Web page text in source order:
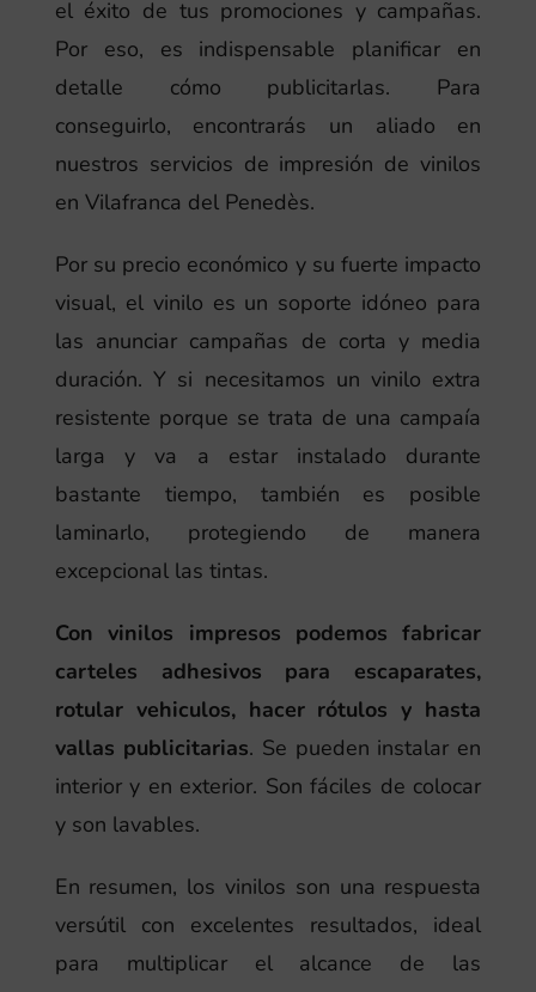
el éxito de tus promociones y campañas.
Por eso, es indispensable planificar en
detalle cómo publicitarlas. Para
conseguirlo, encontrarás un aliado en
nuestros servicios de impresión de vinilos
en Vilafranca del Penedès.
Por su precio económico y su fuerte impacto
visual, el vinilo es un soporte idóneo para
las anunciar campañas de corta y media
duración. Y si necesitamos un vinilo extra
resistente porque se trata de una campaía
larga y va a estar instalado durante
bastante tiempo, también es posible
laminarlo, protegiendo de manera
excepcional las tintas.
Con vinilos impresos podemos fabricar
carteles adhesivos para escaparates,
rotular vehiculos, hacer rótulos y hasta
vallas publicitarias. Se pueden instalar en
interior y en exterior. Son fáciles de colocar
y son lavables.
En resumen, los vinilos son una respuesta
versútil con excelentes resultados, ideal
para multiplicar el alcance de las